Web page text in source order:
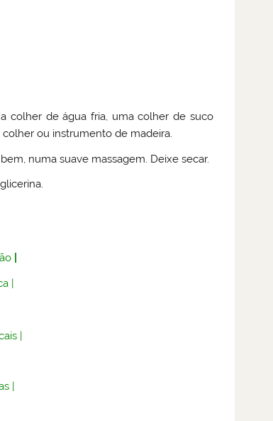
colher de água fria, uma colher de suco
ou instrumento de madeira.
numa suave massagem. Deixe secar.
|
|
|